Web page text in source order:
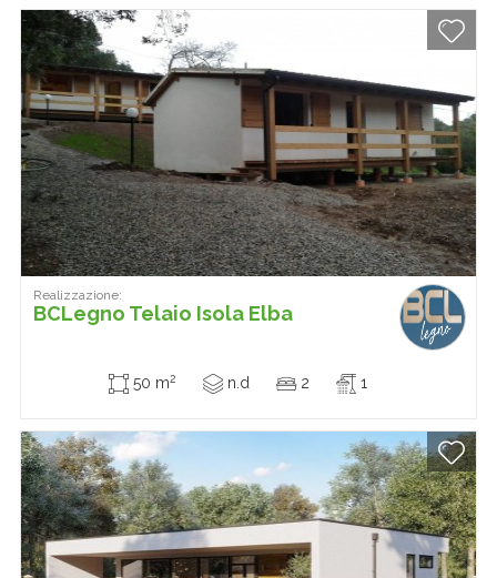
Realizzazione:
BCLegno Telaio Isola Elba
50 m2 n.d 2 1